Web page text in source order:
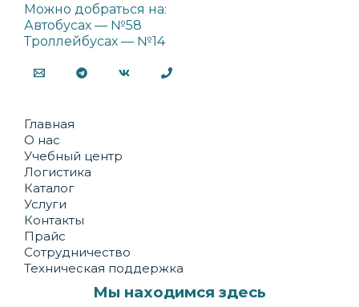
Можно добраться на:
Автобусах — №58
Троллейбусах — №14
Главная
О нас
Учебный центр
Логистика
Каталог
Услуги
Контакты
Прайс
Сотрудничество
Техническая поддержка
Мы находимся здесь